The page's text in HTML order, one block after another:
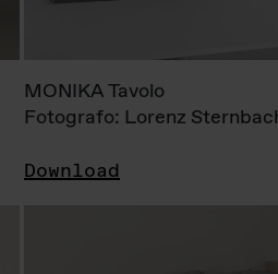
MONIKA Tavolo
Fotografo: Lorenz
Download